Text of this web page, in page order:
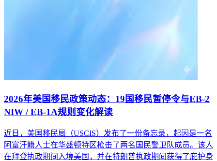
2026年美国移民政策动态：19国移民暂停令与EB-2
NIW / EB-1A规则变化解读
近日，美国移民局（USCIS）发布了一份备忘录，起因是一名
阿富汗籍人士在华盛顿特区枪击了两名国民警卫队成员。该人
在拜登执政期间入境美国，并在特朗普执政期间获得了庇护身